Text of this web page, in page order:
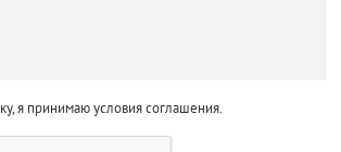
я принимаю условия соглашения.